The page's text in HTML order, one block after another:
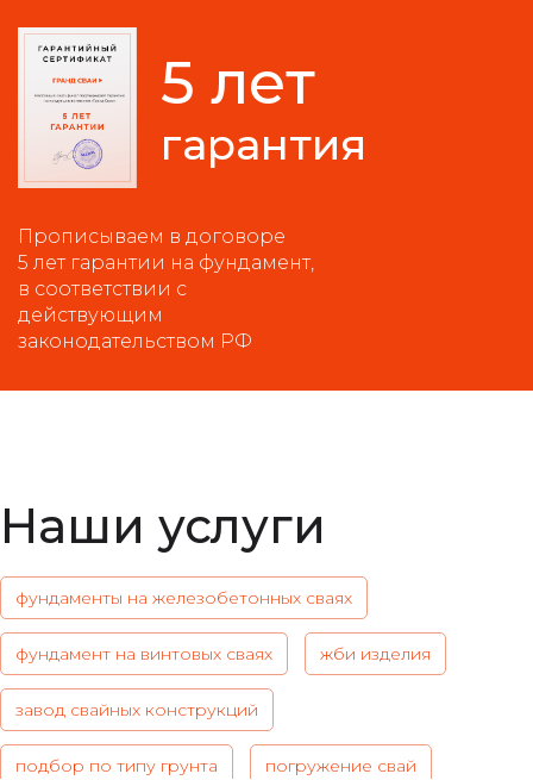
5 лет
гарантия
Прописываем в договоре
5 лет гарантии на фундамент,
в соответствии с
действующим
законодательством РФ
Наши услуги
фундаменты на железобетонных сваях
фундамент на винтовых сваях жби изделия
завод свайных конструкций
подбор по типу грунта погружение свай